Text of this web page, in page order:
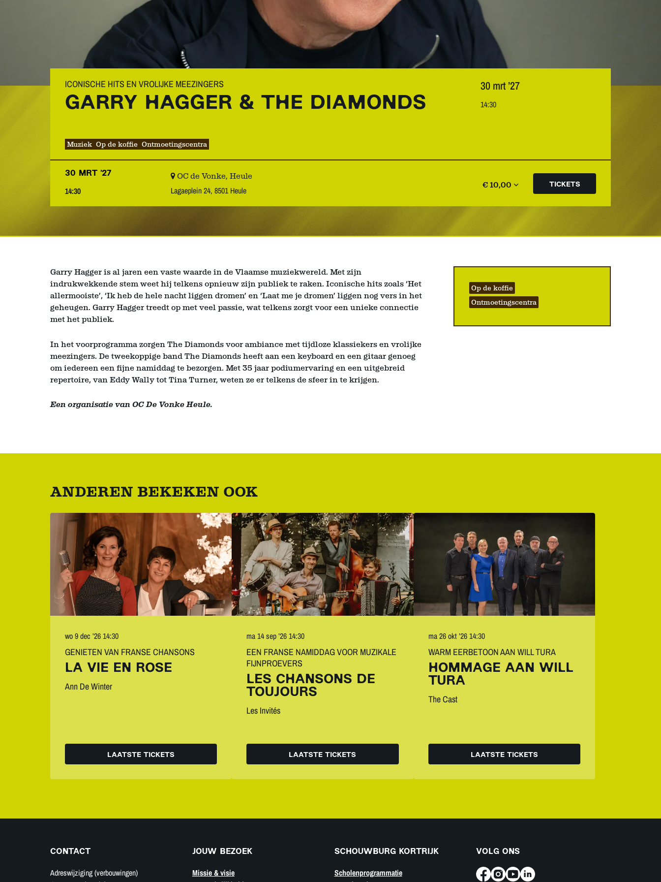
GARRY HAGGER & THE DIAMONDS
ICONISCHE HITS EN VROLIJKE MEEZINGERS
Muziek Op de koffie Ontmoetingscentra
30 mrt ’27
14:30
30 MRT ’27
14:30
OC de Vonke, Heule
Lagaeplein 24, 8501 Heule
€ 10,00 TICKETS
Garry Hagger is al jaren een vaste waarde in de Vlaamse muziekwereld. Met zijn
indrukwekkende stem weet hij telkens opnieuw zijn publiek te raken. Iconische hits zoals ‘Het
allermooiste’, ‘Ik heb de hele nacht liggen dromen’ en ‘Laat me je dromen’ liggen nog vers in het
geheugen. Garry Hagger treedt op met veel passie, wat telkens zorgt voor een unieke connectie
met het publiek.
In het voorprogramma zorgen The Diamonds voor ambiance met tijdloze klassiekers en vrolijke
meezingers. De tweekoppige band The Diamonds heeft aan een keyboard en een gitaar genoeg
om iedereen een fijne namiddag te bezorgen. Met 35 jaar podiumervaring en een uitgebreid
repertoire, van Eddy Wally tot Tina Turner, weten ze er telkens de sfeer in te krijgen.
Een organisatie van OC De Vonke Heule.
Op de koffie
Ontmoetingscentra
ANDEREN BEKEKEN OOK
LA VIE EN ROSE
Ann De Winter
GENIETEN VAN FRANSE CHANSONS
wo 9 dec ’2614:30
LAATSTE TICKETS
LES CHANSONS DE
TOUJOURS
Les Invités
EEN FRANSE NAMIDDAG VOOR MUZIKALE
FIJNPROEVERS
ma 14 sep ’2614:30
LAATSTE TICKETS
HOMMAGE AAN WILL
TURA
The Cast
WARM EERBETOON AAN WILL TURA
ma 26 okt ’2614:30
LAATSTE TICKETS
CONTACT
Adreswijziging (verbouwingen)
JOUW BEZOEK
Missie & visie
SCHOUWBURG KORTRIJK
Scholenprogrammatie
VOLG ONS